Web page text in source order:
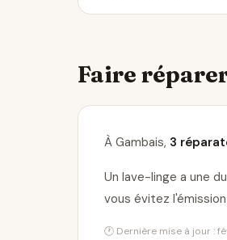
Faire
À Gambais, 3
Un lave-linge a une
vous évitez
🕐 Dernière mise à jour :